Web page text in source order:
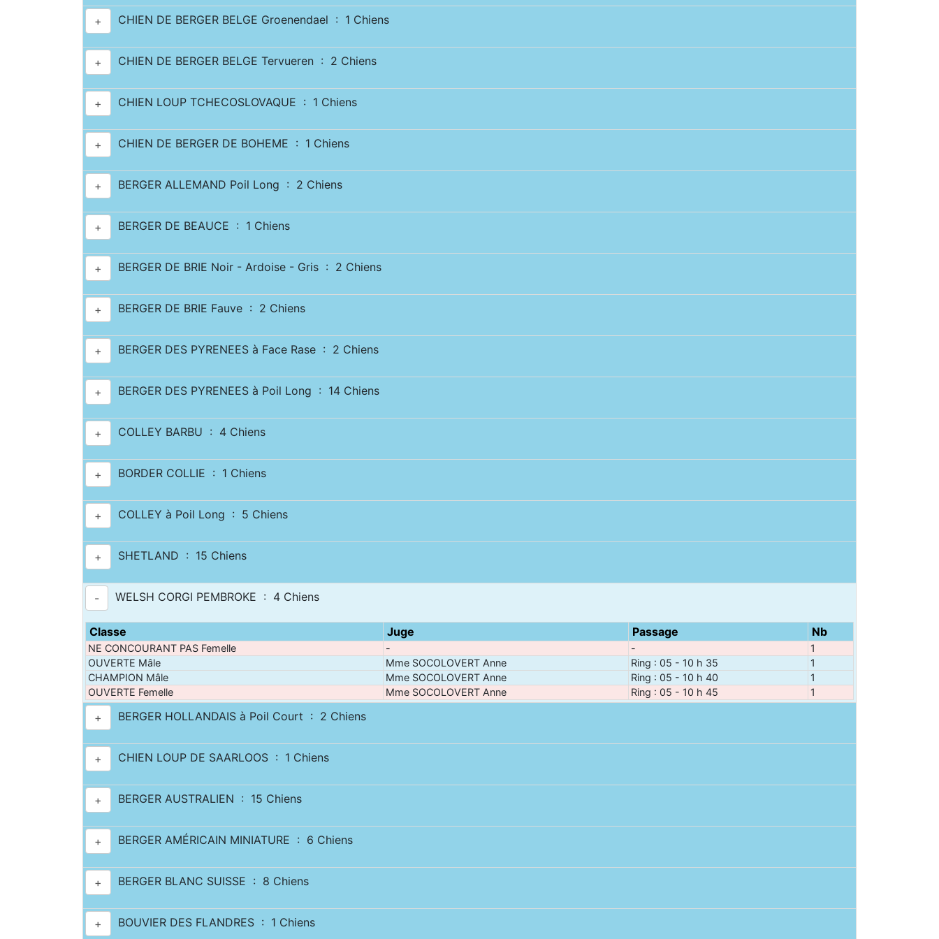
+ CHIEN DE BERGER BELGE Groenendael : 1 Chiens
+ CHIEN DE BERGER BELGE Tervueren : 2 Chiens
+ CHIEN LOUP TCHECOSLOVAQUE : 1 Chiens
+ CHIEN DE BERGER DE BOHEME : 1 Chiens
+ BERGER ALLEMAND Poil Long : 2 Chiens
+ BERGER DE BEAUCE : 1 Chiens
+ BERGER DE BRIE Noir - Ardoise - Gris : 2 Chiens
+ BERGER DE BRIE Fauve : 2 Chiens
+ BERGER DES PYRENEES à Face Rase : 2 Chiens
+ BERGER DES PYRENEES à Poil Long : 14 Chiens
+ COLLEY BARBU : 4 Chiens
+ BORDER COLLIE : 1 Chiens
+ COLLEY à Poil Long : 5 Chiens
+ SHETLAND : 15 Chiens
- WELSH CORGI PEMBROKE : 4 Chiens
Classe Juge Passage Nb
NE CONCOURANT PAS Femelle - -
1
OUVERTE Mâle
Mme SOCOLOVERT Anne Ring : 05 - 10 h 35
1
CHAMPION Mâle
Mme SOCOLOVERT Anne Ring : 05 - 10 h 40
1
OUVERTE Femelle
Mme SOCOLOVERT Anne Ring : 05 - 10 h 45 1
+ BERGER HOLLANDAIS à Poil Court : 2 Chiens
+ CHIEN LOUP DE SAARLOOS : 1 Chiens
+ BERGER AUSTRALIEN : 15 Chiens
+ BERGER AMÉRICAIN MINIATURE : 6 Chiens
+ BERGER BLANC SUISSE : 8 Chiens
+ BOUVIER DES FLANDRES : 1 Chiens